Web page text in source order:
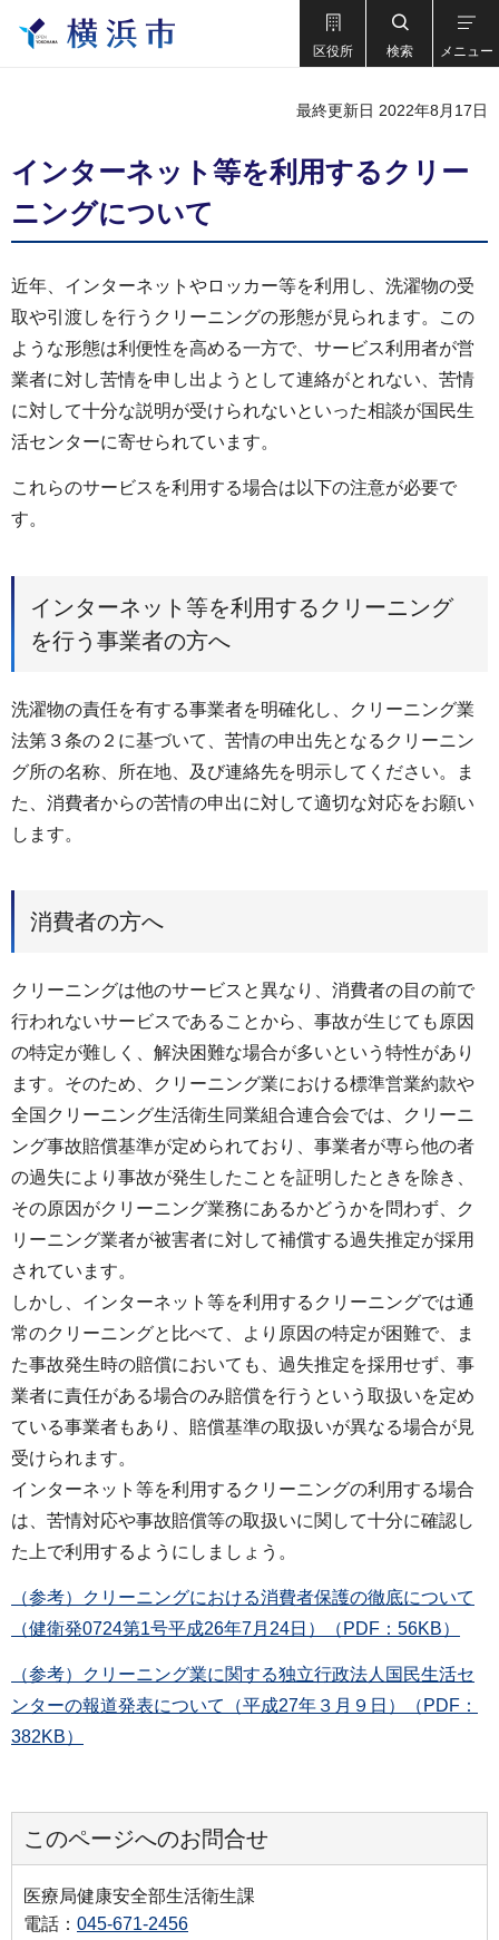
区役所 検索 メニュー
最終更新日 2022年8月17日
インターネット等を利用するクリー
ニングについて
近年、インターネットやロッカー等を利用し、洗濯物の受
取や引渡しを行うクリーニングの形態が見られます。この
ような形態は利便性を高める一方で、サービス利用者が営
業者に対し苦情を申し出ようとして連絡がとれない、苦情
に対して十分な説明が受けられないといった相談が国民生
活センターに寄せられています。
これらのサービスを利用する場合は以下の注意が必要で
す。
インターネット等を利用するクリーニング
を行う事業者の方へ
洗濯物の責任を有する事業者を明確化し、クリーニング業
法第３条の２に基づいて、苦情の申出先となるクリーニン
グ所の名称、所在地、及び連絡先を明示してください。ま
た、消費者からの苦情の申出に対して適切な対応をお願い
します。
消費者の方へ
クリーニングは他のサービスと異なり、消費者の目の前で
行われないサービスであることから、事故が生じても原因
の特定が難しく、解決困難な場合が多いという特性があり
ます。そのため、クリーニング業における標準営業約款や
全国クリーニング生活衛生同業組合連合会では、クリーニ
ング事故賠償基準が定められており、事業者が専ら他の者
の過失により事故が発生したことを証明したときを除き、
その原因がクリーニング業務にあるかどうかを問わず、ク
リーニング業者が被害者に対して補償する過失推定が採用
されています。
しかし、インターネット等を利用するクリーニングでは通
常のクリーニングと比べて、より原因の特定が困難で、ま
た事故発生時の賠償においても、過失推定を採用せず、事
業者に責任がある場合のみ賠償を行うという取扱いを定め
ている事業者もあり、賠償基準の取扱いが異なる場合が見
受けられます。
インターネット等を利用するクリーニングの利用する場合
は、苦情対応や事故賠償等の取扱いに関して十分に確認し
た上で利用するようにしましょう。
（参考）クリーニングにおける消費者保護の徹底について
（健衛発0724第1号平成26年7月24日）（PDF：56KB）
（参考）クリーニング業に関する独立行政法人国民生活セ
ンターの報道発表について（平成27年３月９日）（PDF：
382KB）
このページへのお問合せ
医療局健康安全部生活衛生課
電話： 045-671-2456